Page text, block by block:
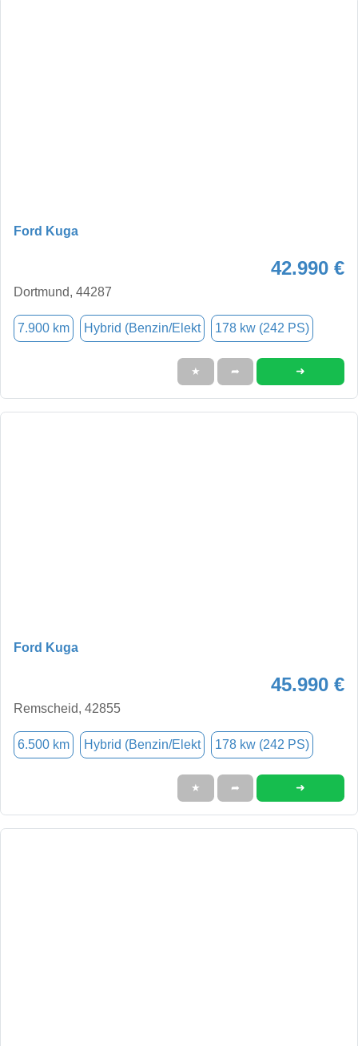
Ford Kuga
42.990 €
Dortmund, 44287
7.900 km Hybrid (Benzin/Elekt 178 kw (242 PS)
★ ➦ ➜
Ford Kuga
45.990 €
Remscheid, 42855
6.500 km Hybrid (Benzin/Elekt 178 kw (242 PS)
★ ➦ ➜